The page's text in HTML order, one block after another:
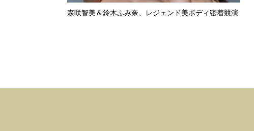
森咲智美＆鈴木ふみ奈、レジェンド美ボディ密着競演